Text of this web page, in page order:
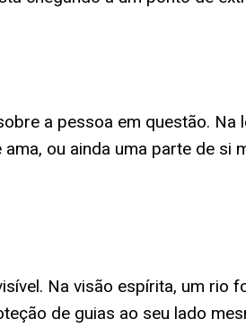
a pessoa em questão. Na
ou ainda uma parte de si
Na visão espírita, um rio
de guias ao seu lado